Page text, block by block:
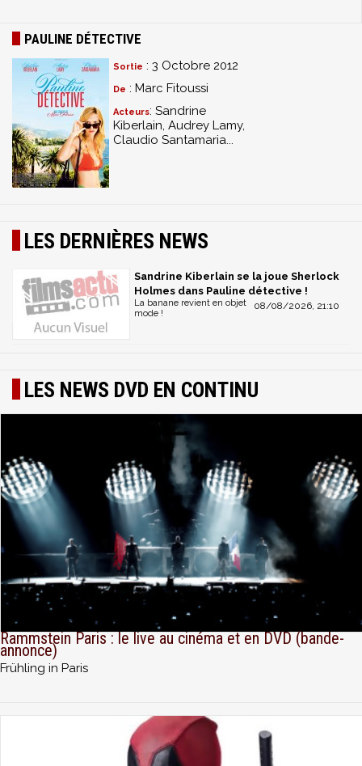
PAULINE DÉTECTIVE
Sortie : 3 Octobre 2012
De : Marc Fitoussi
Acteurs: Sandrine
Kiberlain, Audrey Lamy,
Claudio Santamaria...
LES DERNIÈRES NEWS
Sandrine Kiberlain se la joue Sherlock
Holmes dans Pauline détective !
08/08/2026, 21:10
La banane revient en objet
mode !
LES NEWS DVD EN CONTINU
Rammstein Paris : le live au cinéma et en DVD (bande-
annonce)
Frühling in Paris